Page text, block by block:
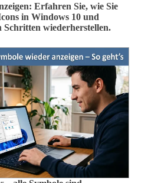
Erfahren Sie, wie Sie
in Windows 10 und
Schritten wiederherstellen.